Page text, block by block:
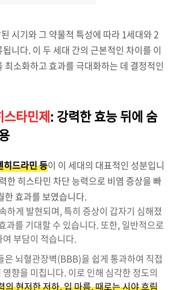
시기와 그 약물적 특성에 따라 1세대와 2
니다. 이 두 세대 간의 근본적인 차이를 이
최소화하고 효과를 극대화하는 데 결정적인
타민제: 강력한 효능 뒤에 숨
히드라민 등이 이 세대의 대표적인 성분입니
한 히스타민 차단 능력으로 비염 증상을 빠
한 효과를 보였습니다.
하게 발현되며, 특히 증상이 갑자기 심해졌
과를 기대할 수 있습니다. 또한, 일반적으로
부담이 적습니다.
은 뇌혈관장벽(BBB)을 쉽게 통과하여 직접
향을 미칩니다. 이로 인해 심각한 정도의
의 현저한 저하, 입 마름, 때로는 시야 흐림